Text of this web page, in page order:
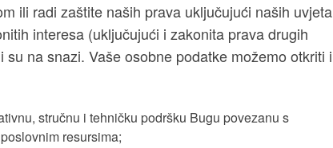
ili radi zaštite naših prava uključujući naših uvjeta
interesa (uključujući i zakonita prava drugih
na snazi. Vaše osobne podatke možemo otkriti i
stručnu i tehničku podršku Bugu povezanu s
resursima;